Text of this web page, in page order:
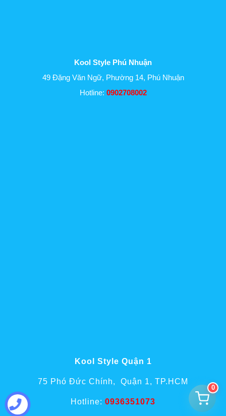
Kool Style Phú Nhuận
49 Đặng Văn Ngữ, Phường 14, Phú Nhuận
Hotline: 0902708002
Kool Style Quận 1
75 Phó Đức Chính, Quận 1, TP.HCM
Hotline: 0936351073
0
Tư vấn